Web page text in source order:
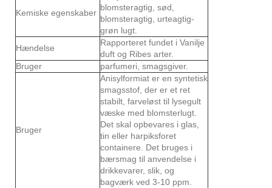
Kemiske egenskaber
blomsteragtig, sød,
blomsteragtig, urteagtig-
grøn lugt.
Hændelse
Rapporteret fundet i Vanilje
duft og Ribes arter.
Bruger
parfumeri, smagsgiver.
Bruger
Anisylformiat er en syntetisk
smagsstof, der er et ret
stabilt, farveløst til lysegult
væske med blomsterlugt.
Det skal opbevares i glas,
tin eller harpiksforet
containere. Det bruges i
bærsmag til anvendelse i
drikkevarer, slik, og
bagværk ved 3-10 ppm.